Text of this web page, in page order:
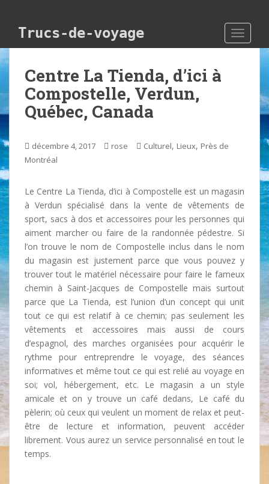
Trucs-de-voyage
Centre La Tienda, d’ici à
Compostelle, Verdun,
Québec, Canada
décembre 4, 2017 rose Culturel, Lieux, Près de
Montréal
Le Centre La Tienda, d’ici à Compostelle est un magasin
à Verdun spécialisé dans la vente de vêtements de
sport, sacs à dos et accessoires pour les personnes qui
aiment marcher ou faire de la randonnée pédestre. Si
l’on trouve le nom de Compostelle inclus dans le nom
du magasin est justement parce que vous pouvez y
trouver tout le matériel nécessaire pour faire le fameux
chemin à Saint-Jacques de Compostelle mais surtout
parce que La Tienda, est l’union d’un concept qui unit
tout ce qui est relatif à ce chemin; pas seulement les
vêtements et accessoires mais aussi de cours
d’espagnol, des marches organisées pour acquérir le
rythme pour entreprendre le voyage, des séances
informatives et même tout ce qui est relié au voyage en
soi; vol, hébergement, etc. Le magasin a un style
amicale et on y trouve un café dedans, Le café du
pèlerin; où ceux qui veulent un moment de relax et peut-
être de lecture et information, peuvent accéder
librement. Vous aurez un service personnalisé en tout le
temps.